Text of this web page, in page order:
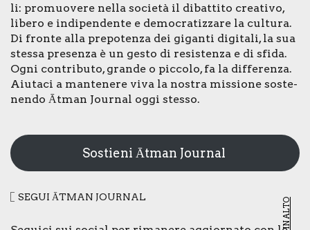
li: pro­muo­ve­re nel­la socie­tà il dibat­ti­to crea­ti­vo,
libe­ro e indi­pen­den­te e demo­cra­tiz­za­re la cul­tu­ra.
Di fron­te alla pre­po­ten­za dei gigan­ti digi­ta­li, la sua
stes­sa pre­sen­za è un gesto di resi­sten­za e di sfi­da.
Ogni con­tri­bu­to, gran­de o pic­co­lo, fa la dif­fe­ren­za.
Aiu­ta­ci a man­te­ne­re viva la nostra mis­sio­ne soste­
nen­do Ātman Jour­nal oggi stes­so.
Sostieni Ātman Journal
SEGUI ĀTMAN JOUR­NAL